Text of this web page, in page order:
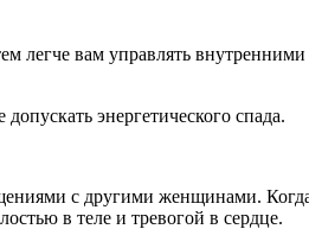
вам управлять
энергетического спада.
с другими женщинами.
в теле и тревогой в сердце.